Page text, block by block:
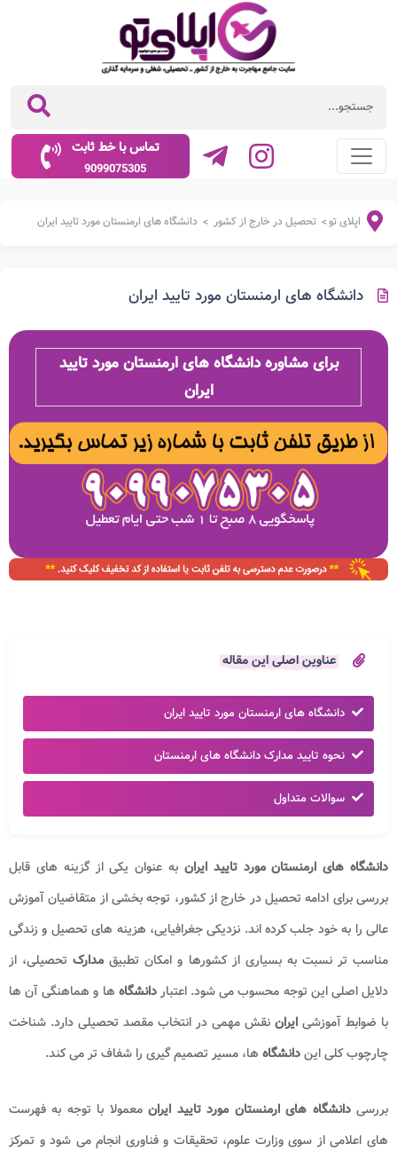
تماس با خط ثابت
9099075305
اپلای تو> تحصیل در خارج از کشور > دانشگاه های ارمنستان مورد تایید ایران
دانشگاه های ارمنستان مورد تایید ایران
برای مشاوره دانشگاه های ارمنستان مورد تایید
ایران
عناوین اصلی این مقاله
دانشگاه های ارمنستان مورد تایید ایران
نحوه تایید مدارک دانشگاه های ارمنستان
سوالات متداول
دانشگاه های ارمنستان مورد تایید ایران به عنوان یکی از گزینه های قابل
بررسی برای ادامه تحصیل در خارج از کشور، توجه بخشی از متقاضیان آموزش
عالی را به خود جلب کرده اند. نزدیکی جغرافیایی، هزینه های تحصیل و زندگی
مناسب تر نسبت به بسیاری از کشورها و امکان تطبیق مدارک تحصیلی، از
دلایل اصلی این توجه محسوب می شود. اعتباردانشگاه ها و هماهنگی آن ها
با ضوابط آموزشی ایران نقش مهمی در انتخاب مقصد تحصیلی دارد. شناخت
چارچوب کلی ایندانشگاه ها، مسیر تصمیم گیری را شفاف تر می کند.
بررسیدانشگاه های ارمنستان مورد تایید ایرانمعمولا با توجه به فهرست
های اعلامی از سوی وزارت علوم، تحقیقات و فناوری انجام می شود و تمرکز